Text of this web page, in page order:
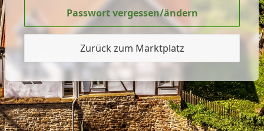
Passwort vergessen/ändern
Zurück zum Marktplatz